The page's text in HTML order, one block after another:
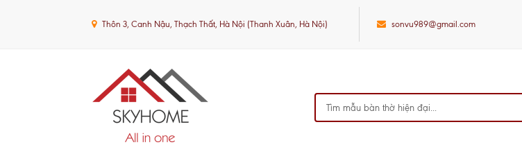
Thôn 3, Canh Nậu, Thạch Thất, Hà Nội (Thanh Xuân, Hà Nội) sonvu989@gmail.com